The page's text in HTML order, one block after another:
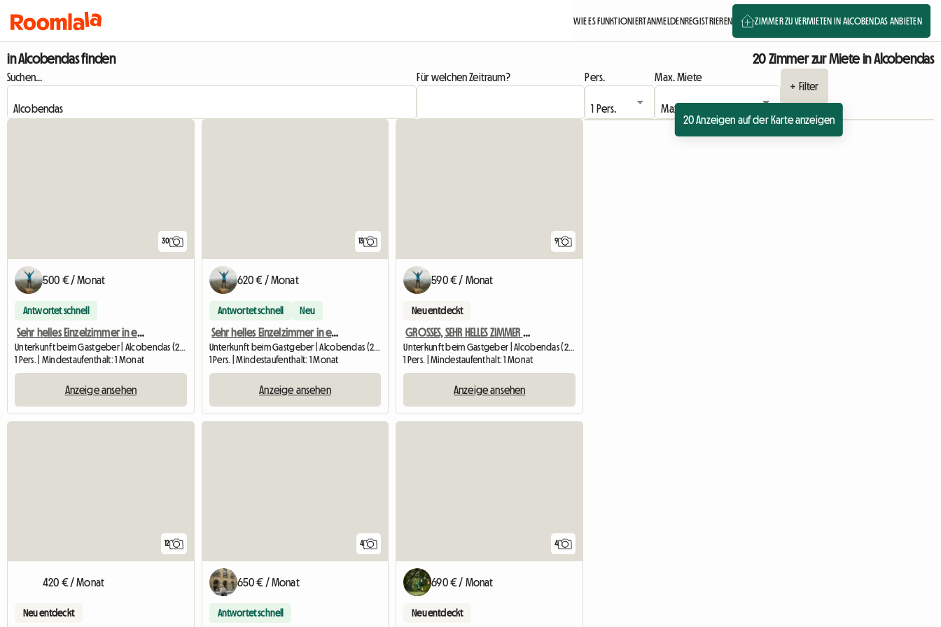
WIE ES FUNKTIONIERTANMELDENREGISTRIEREN ZIMMER ZU VERMIETEN IN ALCOBENDAS ANBIETEN
in Alcobendas finden 20 Zimmer zur Miete in Alcobendas
Suchen... Für welchen Zeitraum? Pers.
Max. Miete
+ Filter
20 Anzeigen auf der Karte anzeigen
30
500 € / Monat
Antwortet schnell
Sehr helles Einzelzimmer in einer Wohnung – Alcob Center
Unterkunft beim Gastgeber | Alcobendas (28100) | 15 M2
1 Pers. | Mindestaufenthalt: 1 Monat
Anzeige ansehen
13
620 € / Monat
Antwortet schnell Neu
Sehr helles Einzelzimmer in einer Wohnung – Alcob Center
Unterkunft beim Gastgeber | Alcobendas (28100) | 15 M2
1 Pers. | Mindestaufenthalt: 1 Monat
Anzeige ansehen
9
590 € / Monat
Neu entdeckt
GROSSES, SEHR HELLES ZIMMER MIT FENSTER
Unterkunft beim Gastgeber | Alcobendas (28100) | 15 M2
1 Pers. | Mindestaufenthalt: 1 Monat
Anzeige ansehen
12
420 € / Monat
Neu entdeckt
4
650 € / Monat
Antwortet schnell
4
690 € / Monat
Neu entdeckt